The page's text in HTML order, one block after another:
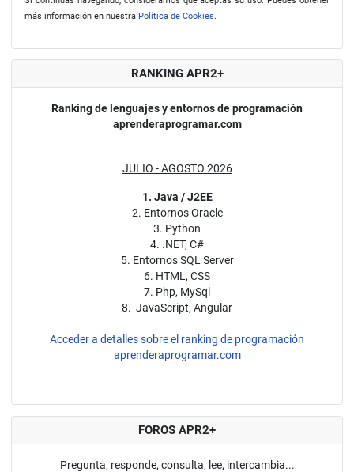
más información en nuestra Política de Cookies.
RANKING APR2+
Ranking de lenguajes y entornos de programación
aprenderaprogramar.com
JULIO - AGOSTO 2026
1. Java / J2EE
2. Entornos Oracle
3. Python
4. .NET, C#
5. Entornos SQL Server
6. HTML, CSS
7. Php, MySql
8. JavaScript, Angular
Acceder a detalles sobre el ranking de programación
aprenderaprogramar.com
FOROS APR2+
Pregunta, responde, consulta, lee, intercambia...